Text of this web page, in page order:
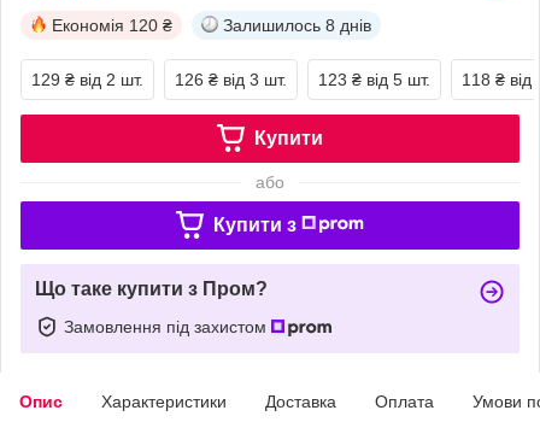
Економія 120 ₴ Залишилось 8 днів
129 ₴ від 2 шт. 126 ₴ від 3 шт. 123 ₴ від 5 шт. 118 ₴ від
Купити
або
Купити з
Що таке купити з Пром?
Замовлення під захистом
Опис Характеристики Доставка Оплата Умови